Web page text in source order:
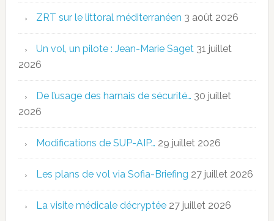
ZRT sur le littoral méditerranéen 3 août 2026
Un vol, un pilote : Jean-Marie Saget 31 juillet
2026
De l’usage des harnais de sécurité… 30 juillet
2026
Modifications de SUP-AIP… 29 juillet 2026
Les plans de vol via Sofia-Briefing 27 juillet 2026
La visite médicale décryptée 27 juillet 2026